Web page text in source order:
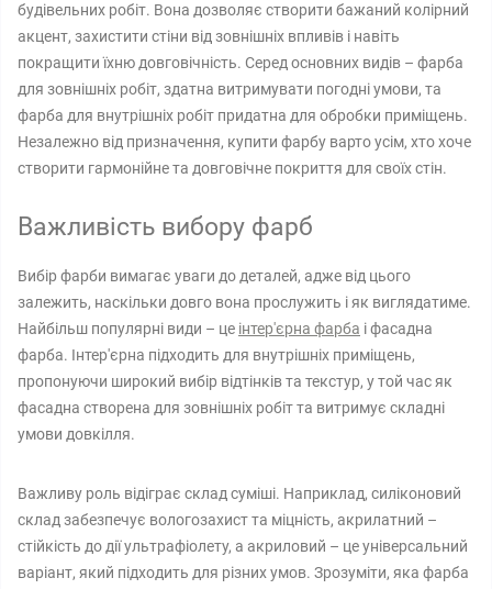
будівельних робіт. Вона дозволяє створити бажаний колірний
акцент, захистити стіни від зовнішніх впливів і навіть
покращити їхню довговічність. Серед основних видів – фарба
для зовнішніх робіт, здатна витримувати погодні умови, та
фарба для внутрішніх робіт придатна для обробки приміщень.
Незалежно від призначення, купити фарбу варто усім, хто хоче
створити гармонійне та довговічне покриття для своїх стін.
Важливість вибору фарб
Вибір фарби вимагає уваги до деталей, адже від цього
залежить, наскільки довго вона прослужить і як виглядатиме.
Найбільш популярні види – це інтер'єрна фарба і фасадна
фарба. Інтер'єрна підходить для внутрішніх приміщень,
пропонуючи широкий вибір відтінків та текстур, у той час як
фасадна створена для зовнішніх робіт та витримує складні
умови довкілля.
Важливу роль відіграє склад суміші. Наприклад, силіконовий
склад забезпечує вологозахист та міцність, акрилатний –
стійкість до дії ультрафіолету, а акриловий – це універсальний
варіант, який підходить для різних умов. Зрозуміти, яка фарба